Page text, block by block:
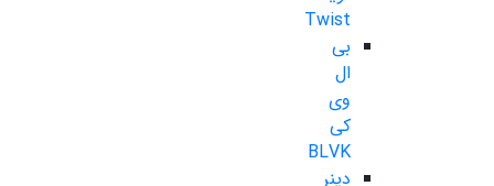
Twist
بی
ال
وی
کی
BLVK
دینر